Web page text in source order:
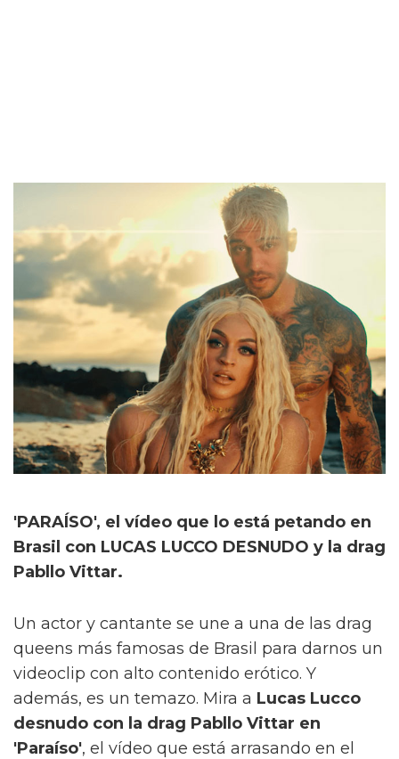
'PARAÍSO', el vídeo que lo está petando en
Brasil con LUCAS LUCCO DESNUDO y la drag
Pabllo Vittar.
Un actor y cantante se une a una de las drag
queens más famosas de Brasil para darnos un
videoclip con alto contenido erótico. Y
además, es un temazo. Mira a Lucas Lucco
desnudo con la drag Pabllo Vittar en
'Paraíso', el vídeo que está arrasando en el